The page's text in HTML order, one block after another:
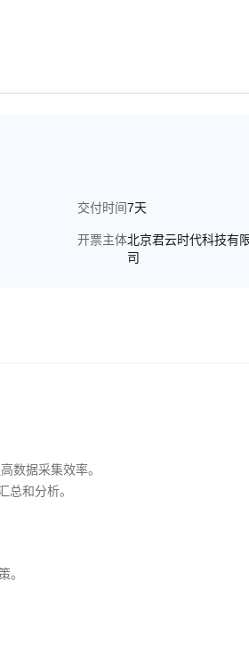
数据，提升数据的可读性和吸引力。 灵活
交付时间7天
开票主体北京君云时代科技有
司
数据采集效率。
总和分析。
。